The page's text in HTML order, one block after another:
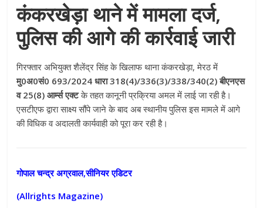
कंकरखेड़ा थाने में मामला दर्ज,
पुलिस की आगे की कार्रवाई जारी
गिरफ्तार अभियुक्त शैलेंद्र सिंह के खिलाफ थाना कंकरखेड़ा, मेरठ में
मु0अ0सं0 693/2024 धारा 318(4)/336(3)/338/340(2) बीएनएस
व 25(8) आर्म्स एक्टके तहत कानूनी प्रक्रिया अमल में लाई जा रही है।
एसटीएफ द्वारा साक्ष्य सौंपे जाने के बाद अब स्थानीय पुलिस इस मामले में आगे
की विधिक व अदालती कार्यवाही को पूरा कर रही है।
गोपाल चन्द्र अग्रवाल,सीनियर एडिटर
(Allrights Magazine)